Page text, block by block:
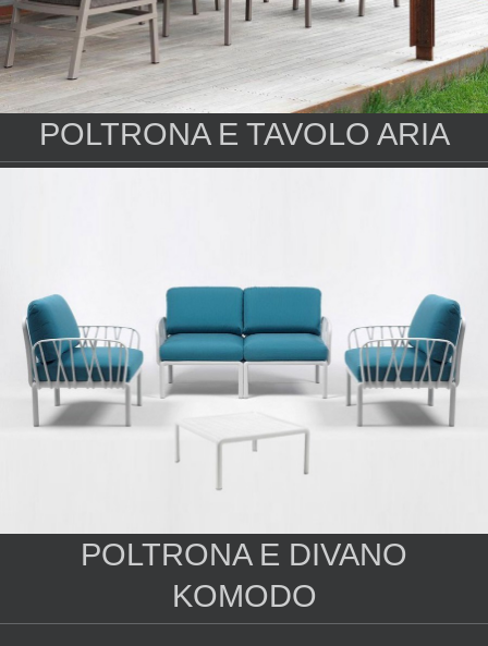
POLTRONA E TAVOLO ARIA
POLTRONA E DIVANO
KOMODO